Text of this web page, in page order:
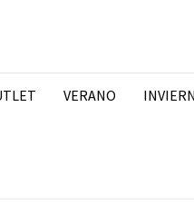
VERANO